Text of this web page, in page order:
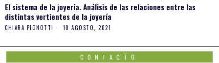
El sistema de la joyería. Análisis de las relaciones entre las
distintas vertientes de la joyería
CHIARA PIGNOTTI 10 AGOSTO, 2021
CONTACTO